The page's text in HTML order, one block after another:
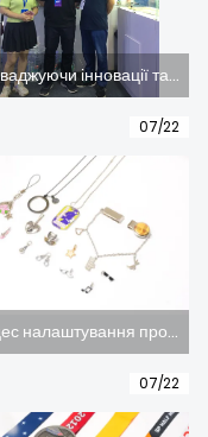
Впроваджуючи інновації та розвиваючись, щоб стати лідером у майбутньому, компанія Joseph Metal Products Co., Ltd. взяла участь у 14-й виставці Dongguan Taiwan Famous Products Expo у 2023 році.
07/22
Процес налаштування продукту Joseph Metallic (емблема логотипу).
07/22